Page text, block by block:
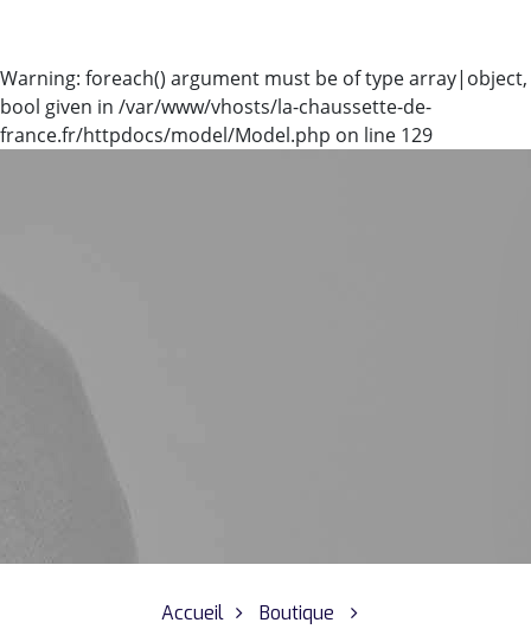
Warning: foreach() argument must be of type array|object,
bool given in /var/www/vhosts/la-chaussette-de-
france.fr/httpdocs/model/Model.php on line 129
Accueil Boutique